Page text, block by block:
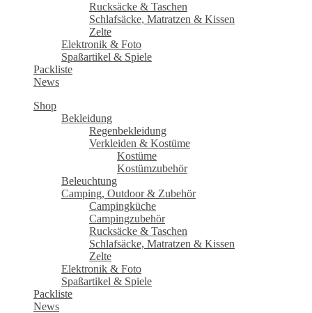
Rucksäcke & Taschen
Schlafsäcke, Matratzen & Kissen
Zelte
Elektronik & Foto
Spaßartikel & Spiele
Packliste
News
Shop
Bekleidung
Regenbekleidung
Verkleiden & Kostüme
Kostüme
Kostümzubehör
Beleuchtung
Camping, Outdoor & Zubehör
Campingküche
Campingzubehör
Rucksäcke & Taschen
Schlafsäcke, Matratzen & Kissen
Zelte
Elektronik & Foto
Spaßartikel & Spiele
Packliste
News